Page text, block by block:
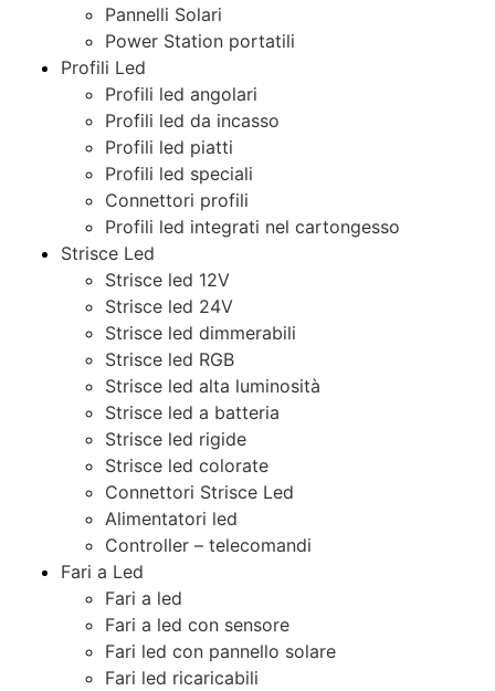
Pannelli Solari
Power Station portatili
Profili Led
Profili led angolari
Profili led da incasso
Profili led piatti
Profili led speciali
Connettori profili
Profili led integrati nel cartongesso
Strisce Led
Strisce led 12V
Strisce led 24V
Strisce led dimmerabili
Strisce led RGB
Strisce led alta luminosità
Strisce led a batteria
Strisce led rigide
Strisce led colorate
Connettori Strisce Led
Alimentatori led
Controller – telecomandi
Fari a Led
Fari a led
Fari a led con sensore
Fari led con pannello solare
Fari led ricaricabili